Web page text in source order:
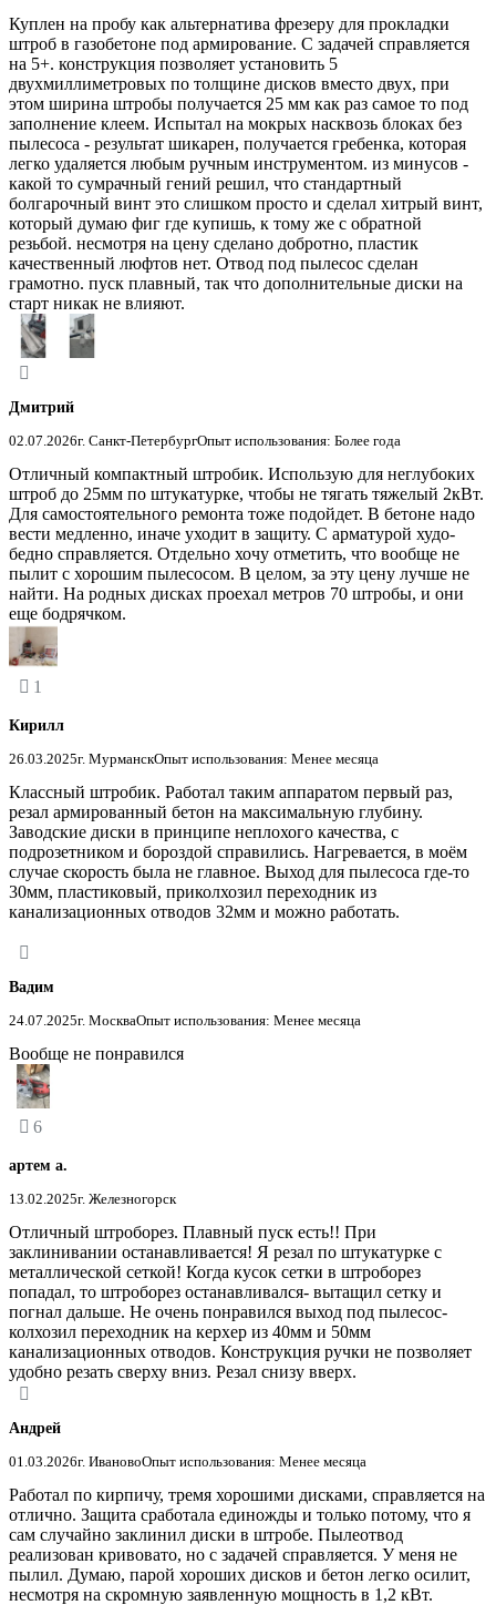
Куплен на пробу как альтернатива фрезеру для прокладки
штроб в газобетоне под армирование. С задачей справляется
на 5+. конструкция позволяет установить 5
двухмиллиметровых по толщине дисков вместо двух, при
этом ширина штробы получается 25 мм как раз самое то под
заполнение клеем. Испытал на мокрых насквозь блоках без
пылесоса - результат шикарен, получается гребенка, которая
легко удаляется любым ручным инструментом. из минусов -
какой то сумрачный гений решил, что стандартный
болгарочный винт это слишком просто и сделал хитрый винт,
который думаю фиг где купишь, к тому же с обратной
резьбой. несмотря на цену сделано добротно, пластик
качественный люфтов нет. Отвод под пылесос сделан
грамотно. пуск плавный, так что дополнительные диски на
старт никак не влияют.
Дмитрий
02.07.2026г. Санкт-ПетербургОпыт использования: Более года
Отличный компактный штробик. Использую для неглубоких
штроб до 25мм по штукатурке, чтобы не тягать тяжелый 2кВт.
Для самостоятельного ремонта тоже подойдет. В бетоне надо
вести медленно, иначе уходит в защиту. С арматурой худо-
бедно справляется. Отдельно хочу отметить, что вообще не
пылит с хорошим пылесосом. В целом, за эту цену лучше не
найти. На родных дисках проехал метров 70 штробы, и они
еще бодрячком.
1
Кирилл
26.03.2025г. МурманскОпыт использования: Менее месяца
Классный штробик. Работал таким аппаратом первый раз,
резал армированный бетон на максимальную глубину.
Заводские диски в принципе неплохого качества, с
подрозетником и бороздой справились. Нагревается, в моём
случае скорость была не главное. Выход для пылесоса где-то
30мм, пластиковый, приколхозил переходник из
канализационных отводов 32мм и можно работать.
Вадим
24.07.2025г. МоскваОпыт использования: Менее месяца
Вообще не понравился
6
артем а.
13.02.2025г. Железногорск
Отличный штроборез. Плавный пуск есть!! При
заклинивании останавливается! Я резал по штукатурке с
металлической сеткой! Когда кусок сетки в штроборез
попадал, то штроборез останавливался- вытащил сетку и
погнал дальше. Не очень понравился выход под пылесос-
колхозил переходник на керхер из 40мм и 50мм
канализационных отводов. Конструкция ручки не позволяет
удобно резать сверху вниз. Резал снизу вверх.
Андрей
01.03.2026г. ИвановоОпыт использования: Менее месяца
Работал по кирпичу, тремя хорошими дисками, справляется на
отлично. Защита сработала единожды и только потому, что я
сам случайно заклинил диски в штробе. Пылеотвод
реализован кривовато, но с задачей справляется. У меня не
пылил. Думаю, парой хороших дисков и бетон легко осилит,
несмотря на скромную заявленную мощность в 1,2 кВт.